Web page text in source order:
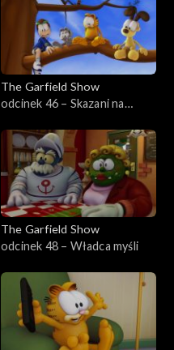
The Garfield Show
odcinek 46 – Skazani na
The Garfield Show
odcinek 48 – Władca myśli